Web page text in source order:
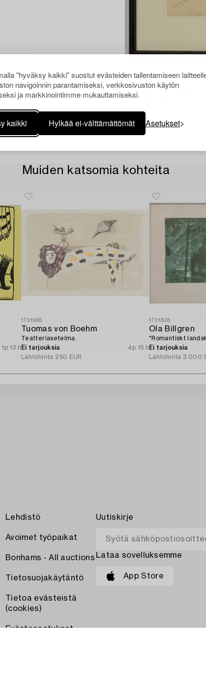
"hyväksy kaikki" suostut evästeiden tallentamiseen
navigoinnin parantamiseksi, verkkosivuston käytön
ja markkinointimme mukauttamiseksi.
kaikki Hylkää ei-välttämättömät Asetukset
Muiden katsomia kohteita
1p 13 h
1731698
Tuomas von Boehm
Teatteriasetelma.
Ei tarjouksia
4p 15 h
Lähtöhinta 250 EUR
1731828
Ola Billgren
"Romantiskt
Ei tarjouksia
Lähtöhinta 3 000
Lehdistö
Avoimet työpaikat
Bonhams - All auctions
Tietosuojakäytäntö
Tietoa evästeistä
(cookies)
Evästeasetukset
Uutiskirje
Lataa sovelluksemme
App Store